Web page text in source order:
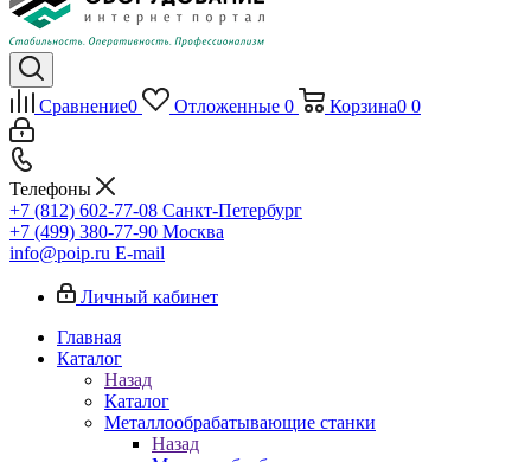
Сравнение0 Отложенные 0 Корзина0 0
Телефоны
+7 (812) 602-77-08 Санкт-Петербург
+7 (499) 380-77-90 Москва
info@poip.ru E-mail
Личный кабинет
Главная
Каталог
Назад
Каталог
Металлообрабатывающие станки
Назад